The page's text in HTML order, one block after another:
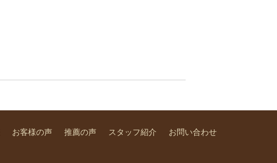
お客様の声 推薦の声 スタッフ紹介 お問い合わせ